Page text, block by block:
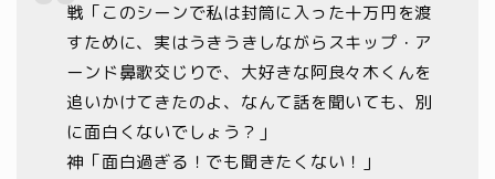
戦「このシーンで私は封筒に入った十万円を渡
すために、実はうきうきしながらスキップ・ア
ーンド鼻歌交じりで、大好きな阿良々木くんを
追いかけてきたのよ、なんて話を聞いても、別
に面白くないでしょう？」
神「面白過ぎる！でも聞きたくない！」